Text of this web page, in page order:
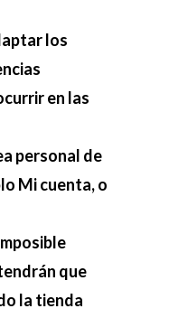
los
en las
personal de
Mi cuenta, o
que
la tienda